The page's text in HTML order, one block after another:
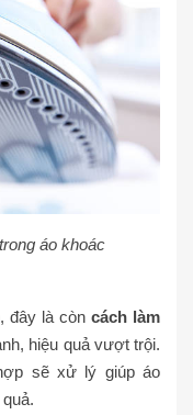
áo khoác
đây là còncách làm
hiệu quả vượt trội.
sẽ xử lý giúp áo